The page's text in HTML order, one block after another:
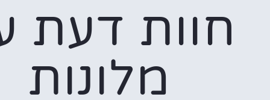
חוות דעת
מלונות